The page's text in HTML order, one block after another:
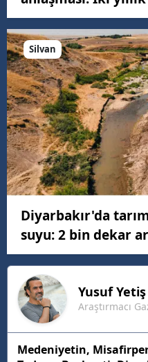
Silvan
Diyarbakır'da
suyu: 2 bin dekar
YusufYetiş
Araştırmacı
Medeniyetin,